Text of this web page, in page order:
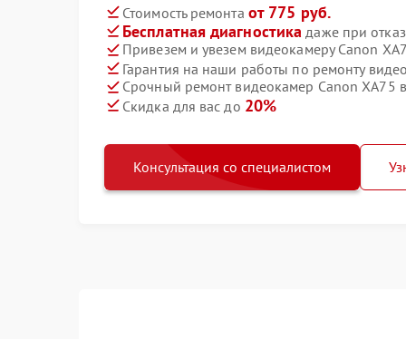
Стоимость ремонта от 775 руб.
Бесплатная диагностика даже при
Привезем и увезем видеокамеру Canon
Гарантия на наши работы по ремонту
Срочный ремонт видеокамер Canon XA75
Скидка для вас до 20%
Консультация со специалистом